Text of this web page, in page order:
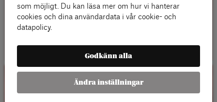
Kalender
som möjligt. Du kan läsa mer om hur vi hanterar
cookies och dina användardata i vår cookie- och
datapolicy.
Godkänn alla
Ändra inställningar